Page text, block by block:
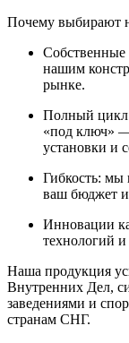
Почему выбирают
Собственные
нашим
рынке.
Полный
«под ключ» —
установки и
Гибкость: мы
ваш бюджет и
Инновации
технологий и
Наша продукция
Внутренних Дел,
заведениями и
странам СНГ.